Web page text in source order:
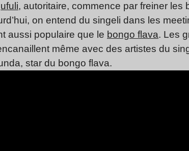
autoritaire, commence par freiner
on entend du singeli dans les
aussi populaire que le bongo flava. Les
même avec des artistes du
star du bongo flava.